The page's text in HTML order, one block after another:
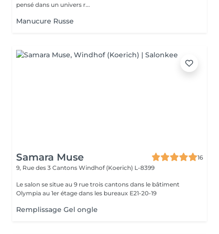
pensé dans un univers r...
Manucure Russe
Samara Muse
16
9, Rue des 3 Cantons Windhof (Koerich) L-8399
Le salon se situe au 9 rue trois cantons dans le bâtiment
Olympia au 1er étage dans les bureaux E21-20-19
Remplissage Gel ongle